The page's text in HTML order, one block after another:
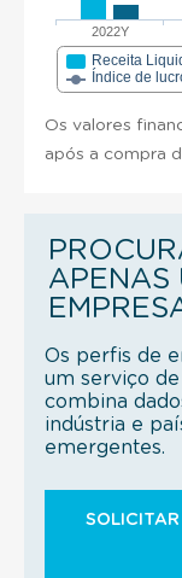
2022Y
Receita
Índice de
Os valores
após a compra
APENAS
Os perfis de
um serviço
combina
indústria e
emergentes.